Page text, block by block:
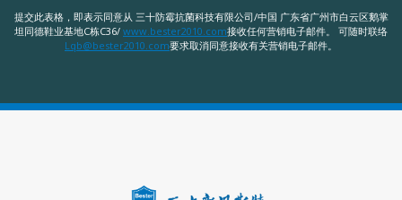
提交此表格，即表示同意从 三十防霉抗菌科技有限公司/中国 广东省广州市白云区鹅掌
坦同德鞋业基地C栋C36/ www.bester2010.com接收任何营销电子邮件。 可随时联络
Lqb@bester2010.com要求取消同意接收有关营销电子邮件。